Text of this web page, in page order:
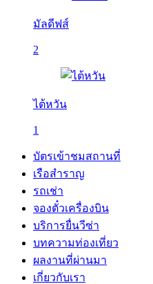
มัลดีฟส์
2
ไต้หวัน
1
บัตรเข้าชมสถานที่
เรือสำราญ
รถเช่า
จองตั๋วเครื่องบิน
บริการยื่นวีซ่า
บทความท่องเที่ยว
ผลงานที่ผ่านมา
เกี่ยวกับเรา